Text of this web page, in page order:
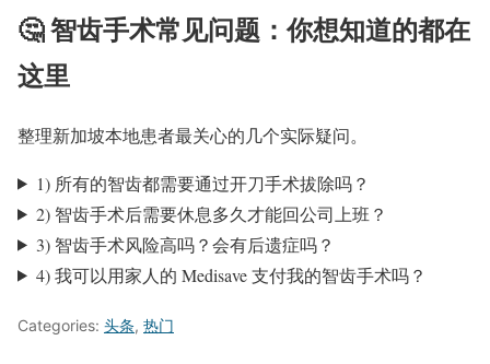
🤔 智齿手术常见问题：你想知道的都在
这里
整理新加坡本地患者最关心的几个实际疑问。
1) 所有的智齿都需要通过开刀手术拔除吗？
2) 智齿手术后需要休息多久才能回公司上班？
3) 智齿手术风险高吗？会有后遗症吗？
4) 我可以用家人的 Medisave 支付我的智齿手术吗？
Categories: 头条, 热门